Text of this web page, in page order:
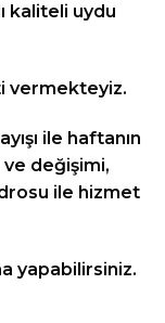
kaliteli uydu
vermekteyiz.
ile haftanın
ve değişimi,
ile hizmet
yapabilirsiniz.